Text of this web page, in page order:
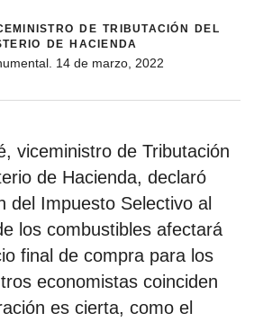
de tributación del
de hacienda
14 de marzo, 2022
viceministro de Tributación
de Hacienda, declaró
del Impuesto Selectivo al
los combustibles afectará
final de compra para los
economistas coinciden
es cierta, como el